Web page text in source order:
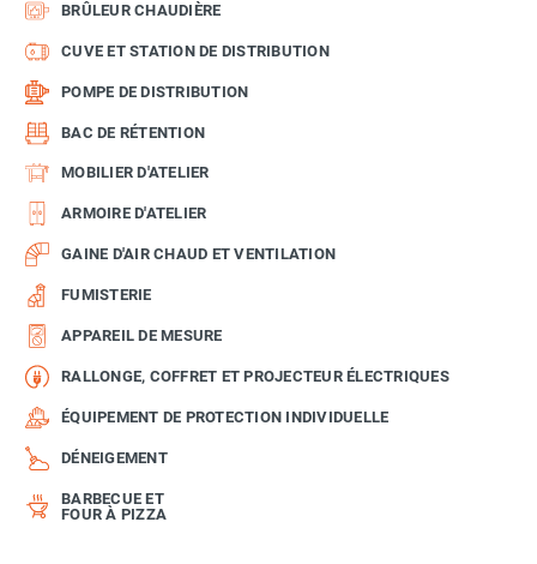
BRÛLEUR CHAUDIÈRE
CUVE ET STATION DE DISTRIBUTION
POMPE DE DISTRIBUTION
BAC DE RÉTENTION
MOBILIER D'ATELIER
ARMOIRE D'ATELIER
GAINE D'AIR CHAUD ET VENTILATION
FUMISTERIE
APPAREIL DE MESURE
RALLONGE, COFFRET ET PROJECTEUR ÉLECTRIQUES
ÉQUIPEMENT DE PROTECTION INDIVIDUELLE
DÉNEIGEMENT
BARBECUE ET
FOUR À PIZZA